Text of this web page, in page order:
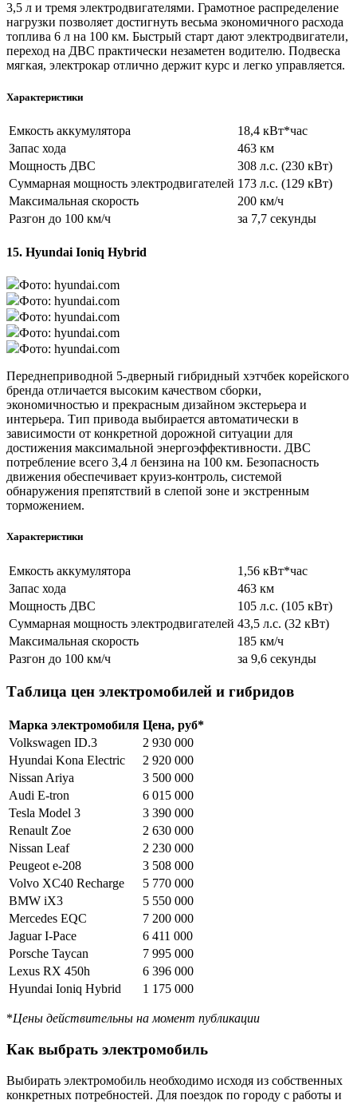
3,5 л и тремя электродвигателями. Грамотное распределение
нагрузки позволяет достигнуть весьма экономичного расхода
топлива 6 л на 100 км. Быстрый старт дают электродвигатели,
переход на ДВС практически незаметен водителю. Подвеска
мягкая, электрокар отлично держит курс и легко управляется.
Характеристики
Емкость аккумулятора
18,4 кВт*час
Запас хода
463 км
Мощность ДВС
308 л.с. (230 кВт)
Суммарная мощность электродвигателей 173 л.с. (129 кВт)
Максимальная скорость
200 км/ч
Разгон до 100 км/ч
за 7,7 секунды
15. Hyundai Ioniq Hybrid
Фото: hyundai.com
Фото: hyundai.com
Фото: hyundai.com
Фото: hyundai.com
Фото: hyundai.com
Переднеприводной 5-дверный гибридный хэтчбек корейского
бренда отличается высоким качеством сборки,
экономичностью и прекрасным дизайном экстерьера и
интерьера. Тип привода выбирается автоматически в
зависимости от конкретной дорожной ситуации для
достижения максимальной энергоэффективности. ДВС
потребление всего 3,4 л бензина на 100 км. Безопасность
движения обеспечивает круиз-контроль, системой
обнаружения препятствий в слепой зоне и экстренным
торможением.
Характеристики
Емкость аккумулятора
1,56 кВт*час
Запас хода
463 км
Мощность ДВС
105 л.с. (105 кВт)
Суммарная мощность электродвигателей 43,5 л.с. (32 кВт)
Максимальная скорость
185 км/ч
Разгон до 100 км/ч
за 9,6 секунды
Таблица цен электромобилей и гибридов
Марка электромобиля Цена, руб*
Volkswagen ID.3
2 930 000
Hyundai Kona Electric
2 920 000
Nissan Ariya
3 500 000
Audi E-tron
6 015 000
Tesla Model 3
3 390 000
Renault Zoe
2 630 000
Nissan Leaf
2 230 000
Peugeot e-208
3 508 000
Volvo XC40 Recharge
5 770 000
BMW iX3
5 550 000
Mercedes EQC
7 200 000
Jaguar I-Pace
6 411 000
Porsche Taycan
7 995 000
Lexus RX 450h
6 396 000
Hyundai Ioniq Hybrid
1 175 000
*Цены действительны на момент публикации
Как выбрать электромобиль
Выбирать электромобиль необходимо исходя из собственных
конкретных потребностей. Для поездок по городу с работы и